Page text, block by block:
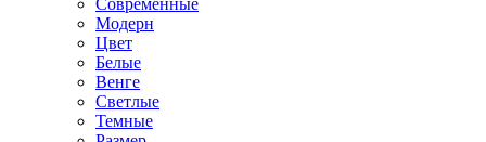
Современные
Модерн
Цвет
Белые
Венге
Светлые
Темные